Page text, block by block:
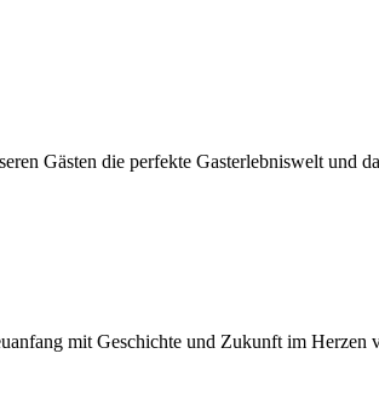
Gästen die perfekte Gasterlebniswelt und
mit Geschichte und Zukunft im